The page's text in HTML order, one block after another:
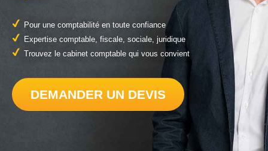
Pour une comptabilité en toute confiance
Expertise comptable, fiscale, sociale, juridique
Trouvez le cabinet comptable qui vous convient
DEMANDER UN DEVIS